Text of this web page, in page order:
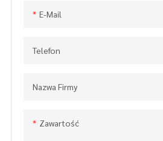
E-Mail
Telefon
Nazwa Firmy
Zawartość
CHINY GTL TOOLS LIMITED